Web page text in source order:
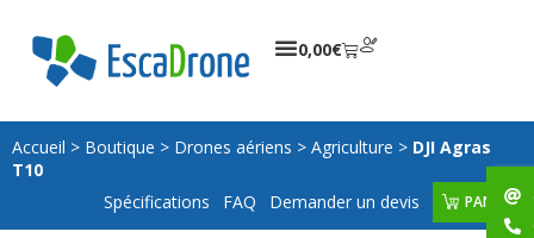
0,00€
Accueil > Boutique > Drones aériens > Agriculture > DJI Agras
T10
Spécifications
FAQ Demander un devis PANIER